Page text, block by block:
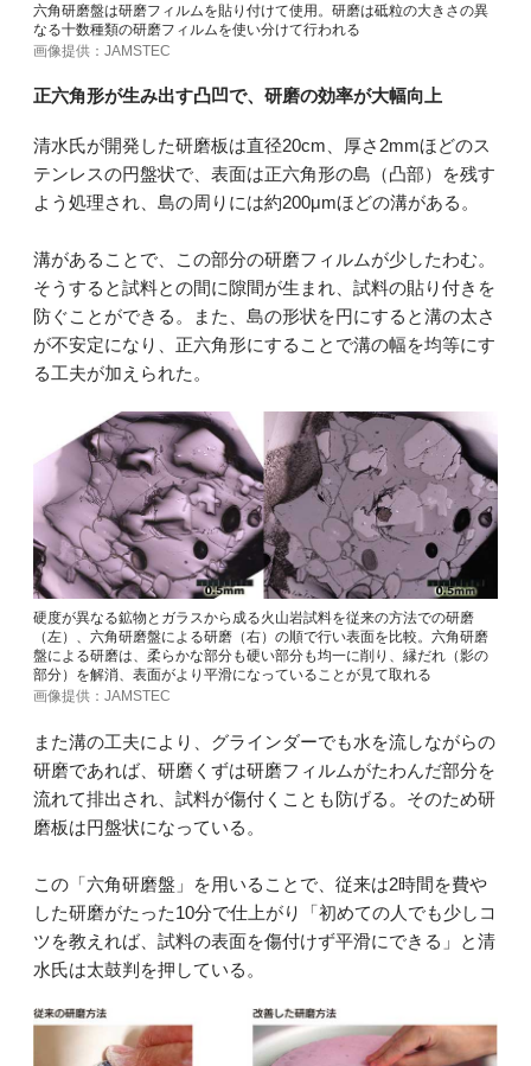
六角研磨盤は研磨フィルムを貼り付けて使用。研磨は砥粒の大きさの異
なる十数種類の研磨フィルムを使い分けて行われる
画像提供：JAMSTEC
正六角形が生み出す凸凹で、研磨の効率が大幅向上
清水氏が開発した研磨板は直径20cm、厚さ2mmほどのス
テンレスの円盤状で、表面は正六角形の島（凸部）を残す
よう処理され、島の周りには約200μmほどの溝がある。
溝があることで、この部分の研磨フィルムが少したわむ。
そうすると試料との間に隙間が生まれ、試料の貼り付きを
防ぐことができる。また、島の形状を円にすると溝の太さ
が不安定になり、正六角形にすることで溝の幅を均等にす
る工夫が加えられた。
硬度が異なる鉱物とガラスから成る火山岩試料を従来の方法での研磨
（左）、六角研磨盤による研磨（右）の順で行い表面を比較。六角研磨
盤による研磨は、柔らかな部分も硬い部分も均一に削り、縁だれ（影の
部分）を解消、表面がより平滑になっていることが見て取れる
画像提供：JAMSTEC
また溝の工夫により、グラインダーでも水を流しながらの
研磨であれば、研磨くずは研磨フィルムがたわんだ部分を
流れて排出され、試料が傷付くことも防げる。そのため研
磨板は円盤状になっている。
この「六角研磨盤」を用いることで、従来は2時間を費や
した研磨がたった10分で仕上がり「初めての人でも少しコ
ツを教えれば、試料の表面を傷付けず平滑にできる」と清
水氏は太鼓判を押している。